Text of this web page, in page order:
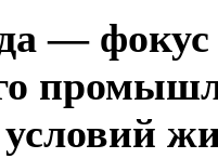
— фокус